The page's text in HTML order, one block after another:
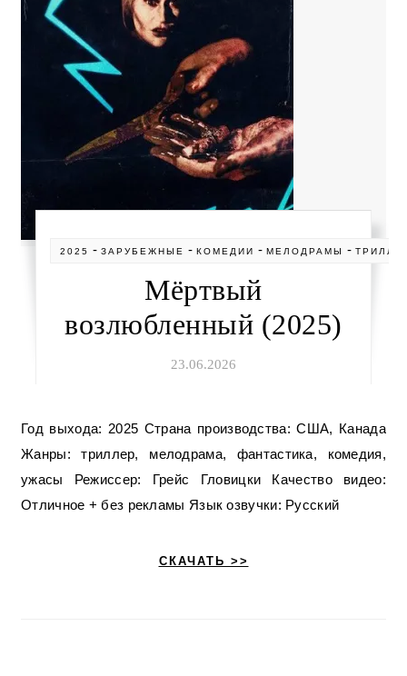
2025 -ЗАРУБЕЖНЫЕ -КОМЕДИИ -МЕЛОДРАМЫ -
Мёртвый
возлюбленный (2025)
23.06.2026
Год выхода: 2025 Страна производства: США, Канада
Жанры: триллер, мелодрама, фантастика, комедия,
ужасы Режиссер: Грейс Гловицки Качество видео:
Отличное + без рекламы Язык озвучки: Русский
СКАЧАТЬ >>